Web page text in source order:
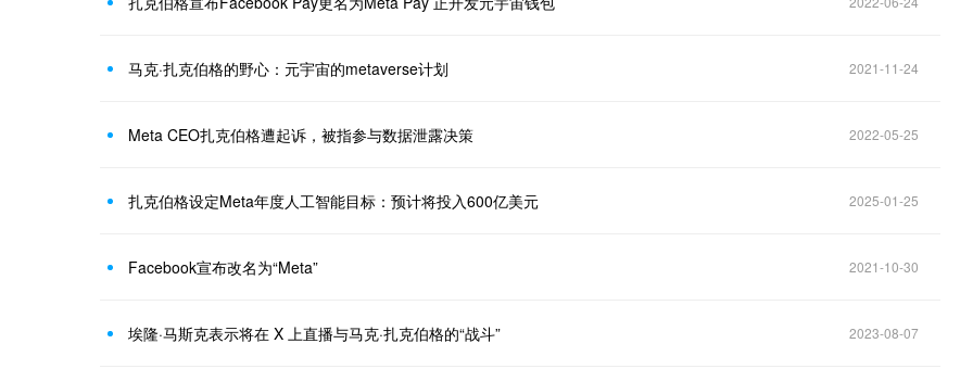
马克·扎克伯格的野心：元宇宙的metaverse计划 2021-11-24
Meta CEO扎克伯格遭起诉，被指参与数据泄露决策 2022-05-25
扎克伯格设定Meta年度人工智能目标：预计将投入600亿美元 2025-01-25
Facebook宣布改名为“Meta” 2021-10-30
埃隆·马斯克表示将在 X 上直播与马克·扎克伯格的“战斗” 2023-08-07